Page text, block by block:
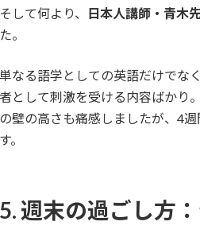
そして何より、
日本人講師・青木
た。
単なる語学としての英語だけでな
者として刺激を受ける内容ばかり
の壁の高さも痛感しましたが、4
す。
5. 週末の過ごし方